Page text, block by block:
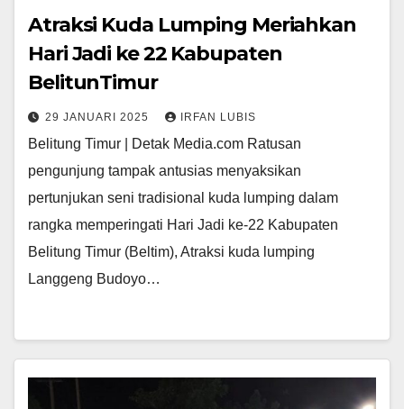
Atraksi Kuda Lumping Meriahkan
Hari Jadi ke 22 Kabupaten
BelitunTimur
29 JANUARI 2025 IRFAN LUBIS
Belitung Timur | Detak Media.com Ratusan
pengunjung tampak antusias menyaksikan
pertunjukan seni tradisional kuda lumping dalam
rangka memperingati Hari Jadi ke-22 Kabupaten
Belitung Timur (Beltim), Atraksi kuda lumping
Langgeng Budoyo…